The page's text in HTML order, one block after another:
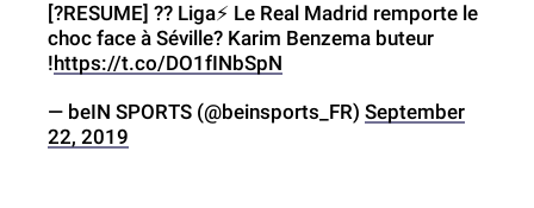
[?️RESUME] ?? Liga⚡️ Le Real Madrid remporte le
choc face à Séville? Karim Benzema buteur
!https://t.co/DO1fINbSpN
— beIN SPORTS (@beinsports_FR) September
22, 2019